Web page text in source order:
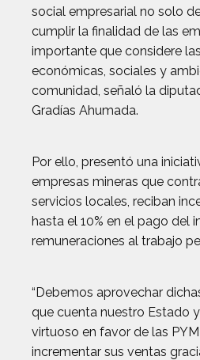
social empresarial no solo
cumplir la finalidad de las
importante que considere
económicas, sociales y
comunidad, señaló la
Gradías Ahumada.
Por ello, presentó una
empresas mineras que
servicios locales, reciban
hasta el 10% en el pago del
remuneraciones al trabajo
“Debemos aprovechar
que cuenta nuestro Estado
virtuoso en favor de las
incrementar sus ventas